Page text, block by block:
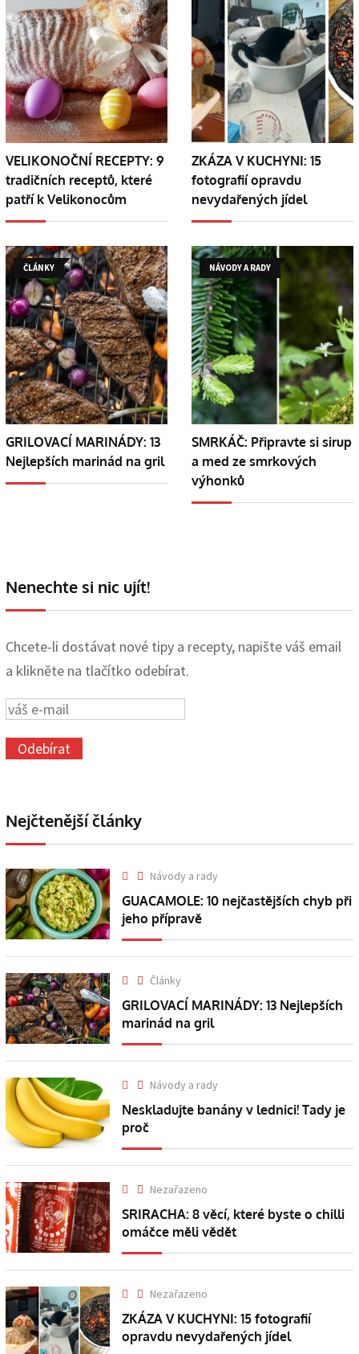
VELIKONOČNÍ RECEPTY: 9
tradičních receptů, které
patří k Velikonocům
ZKÁZA V KUCHYNI: 15
fotografií opravdu
nevydařených jídel
ČLÁNKY
GRILOVACÍ MARINÁDY: 13
Nejlepších marinád na gril
NÁVODY A RADY
SMRKÁČ: Připravte si sirup
a med ze smrkových
výhonků
Nenechte si nic ujít!
Chcete-li dostávat nové tipy a recepty, napište váš email
a klikněte na tlačítko odebírat.
Nejčtenější články
Návody a rady
GUACAMOLE: 10 nejčastějších chyb při
jeho přípravě
Články
GRILOVACÍ MARINÁDY: 13 Nejlepších
marinád na gril
Návody a rady
Neskladujte banány v lednici! Tady je
proč
Nezařazeno
SRIRACHA: 8 věcí, které byste o chilli
omáčce měli vědět
Nezařazeno
ZKÁZA V KUCHYNI: 15 fotografií
opravdu nevydařených jídel